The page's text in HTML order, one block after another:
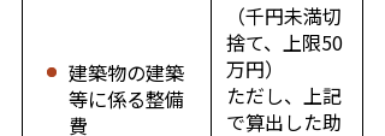
建築物の建築
等に係る整備
費
（千円未満切
捨て、上限50
万円）
ただし、上記
で算出した助